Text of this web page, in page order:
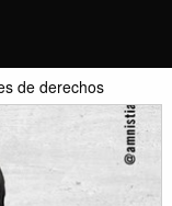
de derechos